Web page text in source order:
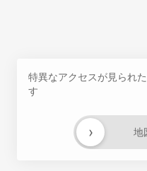
特異なアクセスが見られ
す
地
›